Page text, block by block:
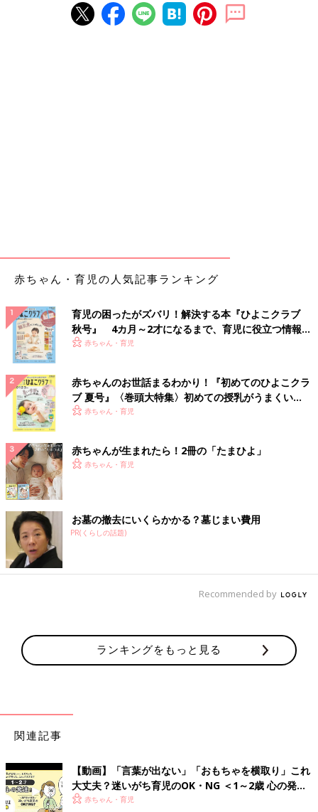
赤ちゃん・育児の人気記事ランキング
育児の困ったがズバリ！解決する本『ひよこクラブ
秋号』 4カ月～2才になるまで、育児に役立つ情報が
いっぱい！
赤ちゃん・育児
赤ちゃんのお世話まるわかり！『初めてのひよこクラ
ブ 夏号』〈巻頭大特集〉初めての授乳がうまくい
く！ おっぱい・ミルクの基本と夏のトラブル 解決テ
赤ちゃん・育児
赤ちゃんが生まれたら！2冊の「たまひよ」
赤ちゃん・育児
お墓の撤去にいくらかかる？墓じまい費用
PR(くらしの話題)
Recommended by
ランキングをもっと見る
関連記事
【動画】「言葉が出ない」「おもちゃを横取り」これ
大丈夫？迷いがち育児のOK・NG ＜1～2歳 心の発達
編＞赤ちゃん・育児